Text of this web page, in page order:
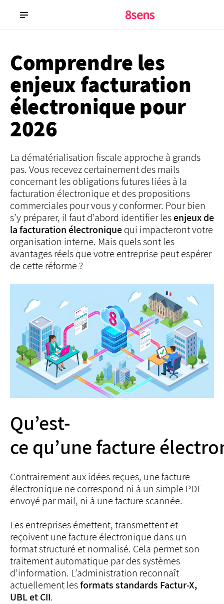
Comprendre les
enjeux facturation
électronique pour
2026
La dématérialisation fiscale approche à grands
pas. Vous recevez certainement des mails
concernant les obligations futures liées à la
facturation électronique et des propositions
commerciales pour vous y conformer. Pour bien
s’y préparer, il faut d’abord identifier lesenjeux de
la facturation électroniquequi impacteront votre
organisation interne. Mais quels sont les
avantages réels que votre entreprise peut espérer
de cette réforme ?
Qu’est-
ce qu’une facture
Contrairement aux idées reçues, une facture
électronique ne correspond ni à un simple PDF
envoyé par mail, ni à une facture scannée.
Les entreprises émettent, transmettent et
reçoivent une facture électronique dans un
format structuré et normalisé. Cela permet son
traitement automatique par des systèmes
d’information. L’administration reconnaît
actuellement lesformats standards Factur-X,
UBL et CII.